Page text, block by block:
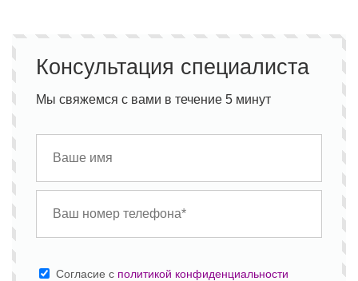
Консультация специалиста
Мы свяжемся с вами в течение 5 минут
Cогласие с политикой конфиденциальности